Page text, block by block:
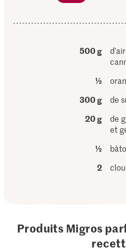
500 g
½
300 g
de
20 g
de
et
½
2
Produits Migros